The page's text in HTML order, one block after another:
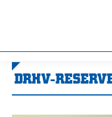
DRHV-